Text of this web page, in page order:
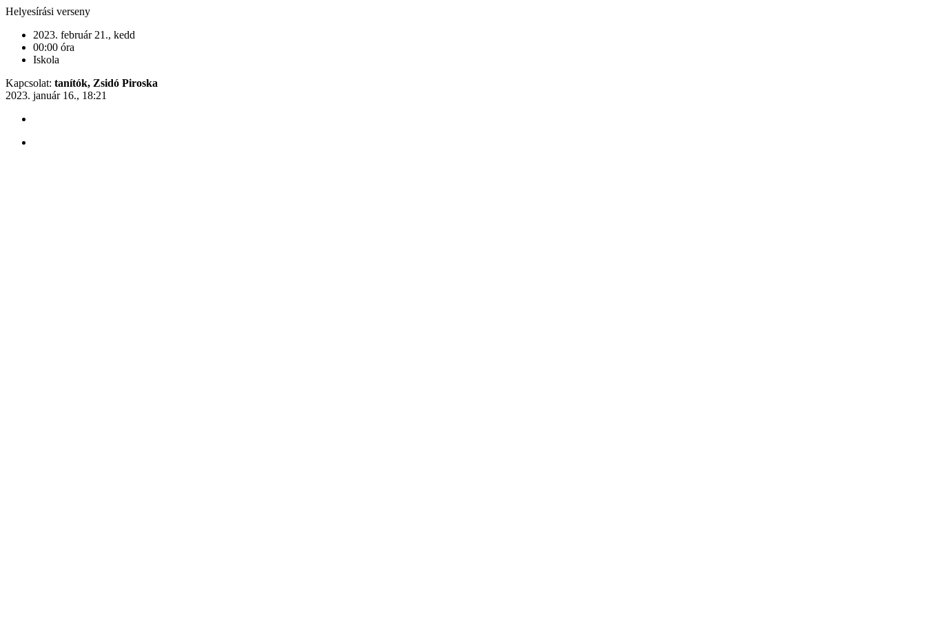
Helyesírási verseny
2023. február 21., kedd
00:00 óra
Iskola
Kapcsolat: tanítók, Zsidó Piroska
2023. január 16., 18:21